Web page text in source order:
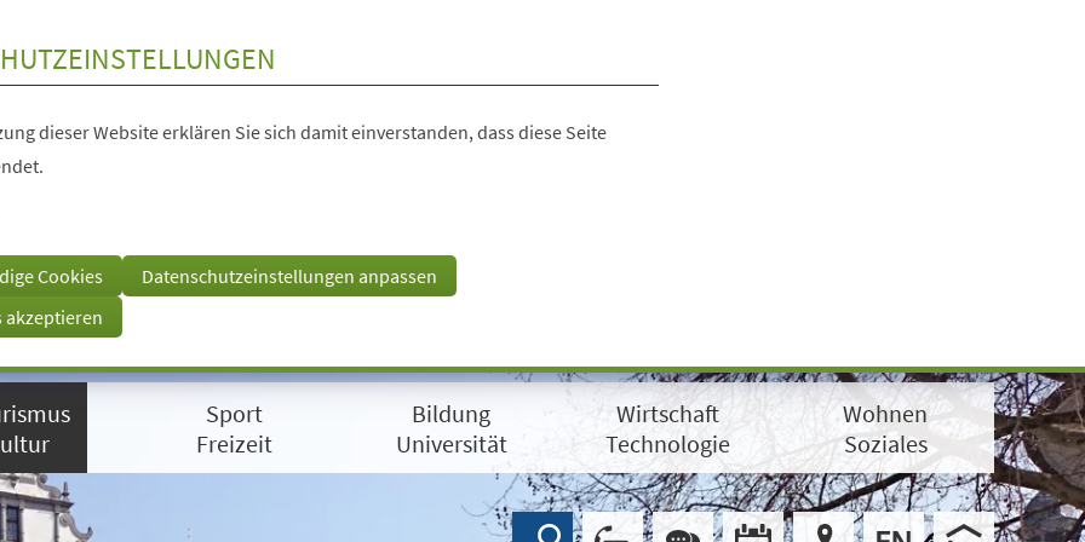
dieser Website erklären Sie sich damit einverstanden, dass diese Seite
Cookies
Datenschutzeinstellungen anpassen
akzeptieren
Sport
Freizeit
Bildung
Universität
Wirtschaft
Technologie
Wohnen
Soziales